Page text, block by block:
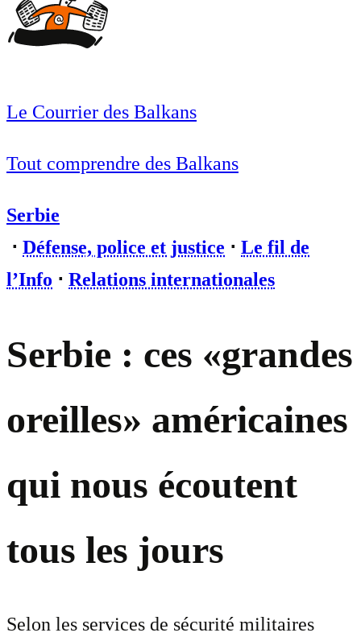
Le Courrier des Balkans
Tout comprendre des Balkans
Serbie
⋅ Défense, police et justice ⋅ Le fil de
l’Info ⋅ Relations internationales
Serbie : ces «grandes
oreilles» américaines
qui nous écoutent
tous les jours
Selon les services de sécurité militaires